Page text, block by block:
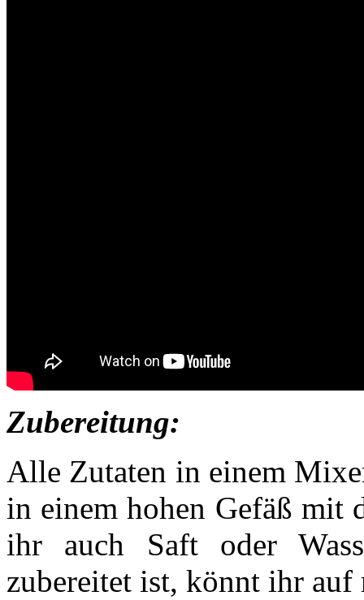
Zubereitung:
Alle Zutaten in einem
in einem hohen Gefäß mit
ihr auch Saft oder
zubereitet ist, könnt ihr auf